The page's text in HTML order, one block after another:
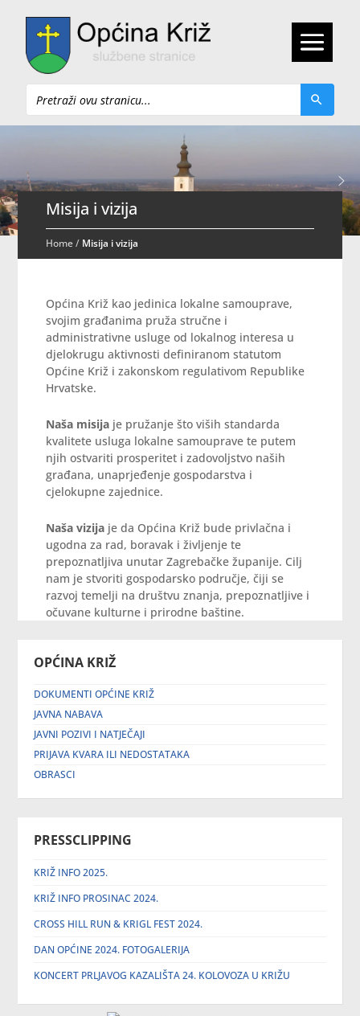
Pretraži
OPĆINA KRIŽ
DOKUMENTI OPĆINE KRIŽ
JAVNA NABAVA
JAVNI POZIVI I NATJEČAJI
PRIJAVA KVARA ILI NEDOSTATAKA
OBRASCI
PRESSCLIPPING
KRIŽ INFO 2025.
KRIŽ INFO PROSINAC 2024.
CROSS HILL RUN & KRIGL FEST 2024.
DAN OPĆINE 2024. FOTOGALERIJA
KONCERT PRLJAVOG KAZALIŠTA 24. KOLOVOZA U KRIŽU
Misija i vizija
Home/ Misija i vizija
Općina Križ kao jedinica lokalne samouprave,
svojim građanima pruža stručne i
administrativne usluge od lokalnog interesa u
djelokrugu aktivnosti definiranom statutom
Općine Križ i zakonskom regulativom Republike
Hrvatske.
Naša misija je pružanje što viših standarda
kvalitete usluga lokalne samouprave te putem
njih ostvariti prosperitet i zadovoljstvo naših
građana, unaprjeđenje gospodarstva i
cjelokupne zajednice.
Naša vizija je da Općina Križ bude privlačna i
ugodna za rad, boravak i življenje te
prepoznatljiva unutar Zagrebačke županije. Cilj
nam je stvoriti gospodarsko područje, čiji se
razvoj temelji na društvu znanja, prepoznatljive i
očuvane kulturne i prirodne baštine.